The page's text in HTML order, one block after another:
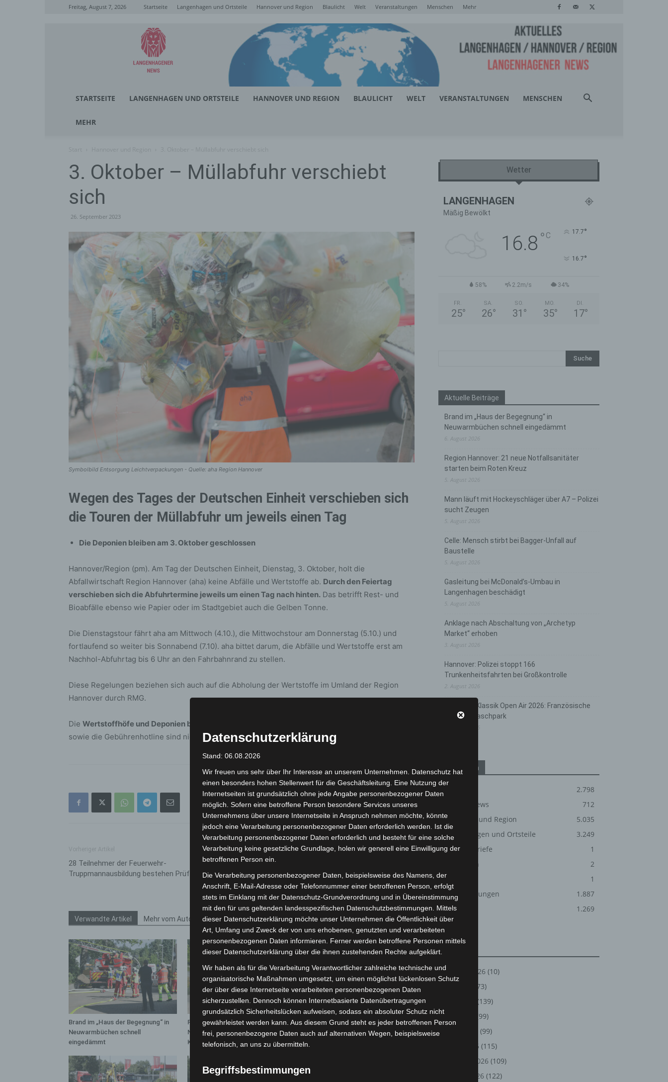
Freitag, August 7, 2026 Startseite Langenhagen und Ortsteile Hannover und Region Blaulicht Welt Veranstaltungen Menschen Mehr
Langenhagener
News
STARTSEITE LANGENHAGEN UND ORTSTEILE HANNOVER UND REGION BLAULICHT WELT VERANSTALTUNGEN MENSCHEN
MEHR
3. Oktober – Müllabfuhr verschiebt
sich
26. September 2023
Symbolbild Entsorgung Leichtverpackungen - Quelle: aha Region Hannover
Wegen des Tages der Deutschen Einheit verschieben sich
die Touren der Müllabfuhr um jeweils einen Tag
Die Deponien bleiben am 3. Oktober geschlossen
Hannover/Region (pm). Am Tag der Deutschen Einheit, Dienstag, 3. Oktober, holt die
Abfallwirtschaft Region Hannover (aha) keine Abfälle und Wertstoffe ab. Durch den Feiertag
verschieben sich die Abfuhrtermine jeweils um einen Tag nach hinten. Das betrifft Rest- und
Bioabfälle ebenso wie Papier oder im Stadtgebiet auch die Gelben Tonne.
Die Dienstagstour fährt aha am Mittwoch (4.10.), die Mittwochstour am Donnerstag (5.10.) und
fortlaufend so weiter bis Sonnabend (7.10). aha bittet darum, die Abfälle und Wertstoffe erst am
Nachhol-Abfuhrtag bis 6 Uhr an den Fahrbahnrand zu stellen.
Diese Regelungen beziehen sich auch auf die Abholung der Wertstoffe im Umland der Region
Hannover durch RMG.
Die Wertstoffhöfe und Deponien bleiben am 3. Oktober geschlossen
sowie die Gebührenhotline sind nicht besetzt.
28 Teilnehmer der Feuerwehr-
Truppmannausbildung bestehen Prüfung
Nächster Artikel
TiHo-Präsident Dr. Dr. h. c. mult. Gerhard Greif
nach fast 22 Jahren im Amt feierlich
verabschiedet
Verwandte Artikel Mehr vom Autor
Brand im „Haus der Begegnung“ in
Neuwarmbüchen schnell
eingedämmt
Region Hannover: 21 neue
Notfallsanitäter starten beim Roten
Kreuz
Mann läuft mit Hockeyschläger über
A7 – Polizei sucht Zeugen
Wetter
LANGENHAGEN
Mäßig Bewölkt
16.8 ° C 17.7°
16.7°
58% 2.2m/s 34%
FR.
25°
SA.
26°
SO.
31 °
MO.
35°
DI.
17°
Aktuelle Beiträge
Brand im „Haus der Begegnung“ in
Neuwarmbüchen schnell eingedämmt
6. August 2026
Region Hannover: 21 neue Notfallsanitäter
starten beim Roten Kreuz
5. August 2026
Mann läuft mit Hockeyschläger über A7 – Polizei
sucht Zeugen
5. August 2026
Celle: Mensch stirbt bei Bagger-Unfall auf
Baustelle
5. August 2026
Gasleitung bei McDonald’s-Umbau in
Langenhagen beschädigt
5. August 2026
Anklage nach Abschaltung von „Archetyp
Market“ erhoben
3. August 2026
Hannover: Polizei stoppt 166
Trunkenheitsfahrten bei Großkontrolle
2. August 2026
Hannover Klassik Open Air 2026: Französische
Oper im Maschpark
Kategorien
2.798
Corona-News
712
Hannover und Region
5.035
Langenhagen und Ortsteile
3.249
Leserbriefe
1
Menschen
2
Über uns
1
Veranstaltungen
1.887
Welt
1.269
August 2026 (10)
(73)
(139)
(99)
(99)
März 2026 (115)
Februar 2026 (109)
Januar 2026 (122)
Datenschutzerklärung
Stand: 06.08.2026
Wir freuen uns sehr über Ihr Interesse an unserem Unternehmen. Datenschutz hat
einen besonders hohen Stellenwert für die Geschäftsleitung. Eine Nutzung der
Internetseiten ist grundsätzlich ohne jede Angabe personenbezogener Daten
möglich. Sofern eine betroffene Person besondere Services unseres
Unternehmens über unsere Internetseite in Anspruch nehmen möchte, könnte
jedoch eine Verarbeitung personenbezogener Daten erforderlich werden. Ist die
Verarbeitung personenbezogener Daten erforderlich und besteht für eine solche
Verarbeitung keine gesetzliche Grundlage, holen wir generell eine Einwilligung der
betroffenen Person ein.
Die Verarbeitung personenbezogener Daten, beispielsweise des Namens, der
Anschrift, E-Mail-Adresse oder Telefonnummer einer betroffenen Person, erfolgt
stets im Einklang mit der Datenschutz-Grundverordnung und in Übereinstimmung
mit den für uns geltenden landesspezifischen Datenschutzbestimmungen. Mittels
dieser Datenschutzerklärung möchte unser Unternehmen die Öffentlichkeit über
Art, Umfang und Zweck der von uns erhobenen, genutzten und verarbeiteten
personenbezogenen Daten informieren. Ferner werden betroffene Personen mittels
dieser Datenschutzerklärung über die ihnen zustehenden Rechte aufgeklärt.
Wir haben als für die Verarbeitung Verantwortlicher zahlreiche technische und
organisatorische Maßnahmen umgesetzt, um einen möglichst lückenlosen Schutz
der über diese Internetseite verarbeiteten personenbezogenen Daten
sicherzustellen. Dennoch können Internetbasierte Datenübertragungen
grundsätzlich Sicherheitslücken aufweisen, sodass ein absoluter Schutz nicht
gewährleistet werden kann. Aus diesem Grund steht es jeder betroffenen Person
frei, personenbezogene Daten auch auf alternativen Wegen, beispielsweise
telefonisch, an uns zu übermitteln.
Begriffsbestimmungen